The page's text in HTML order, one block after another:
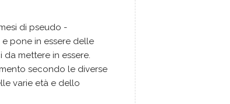
di pseudo -
pone in essere delle
mettere in essere.
secondo le diverse
varie età e dello